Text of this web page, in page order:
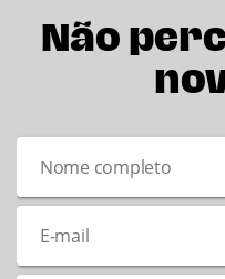
Não